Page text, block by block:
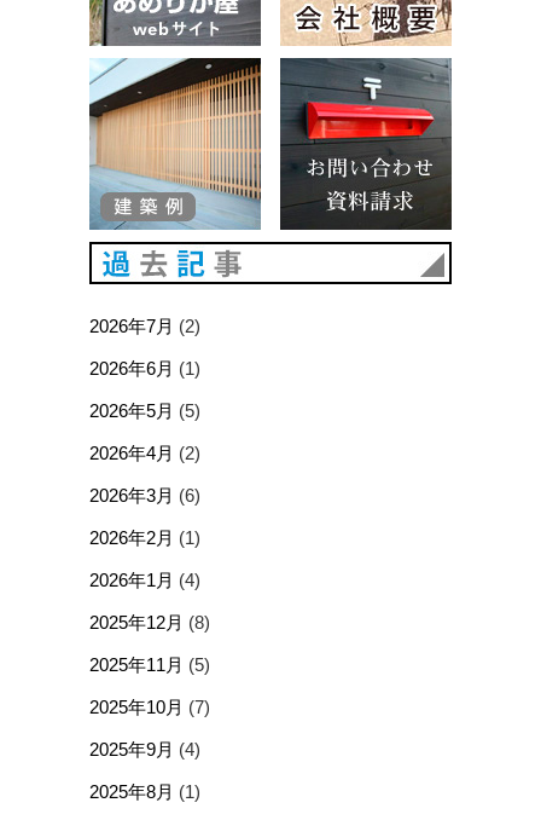
2026年7月 (2)
2026年6月 (1)
2026年5月 (5)
2026年4月 (2)
2026年3月 (6)
2026年2月 (1)
2026年1月 (4)
2025年12月 (8)
2025年11月 (5)
2025年10月 (7)
2025年9月 (4)
2025年8月 (1)